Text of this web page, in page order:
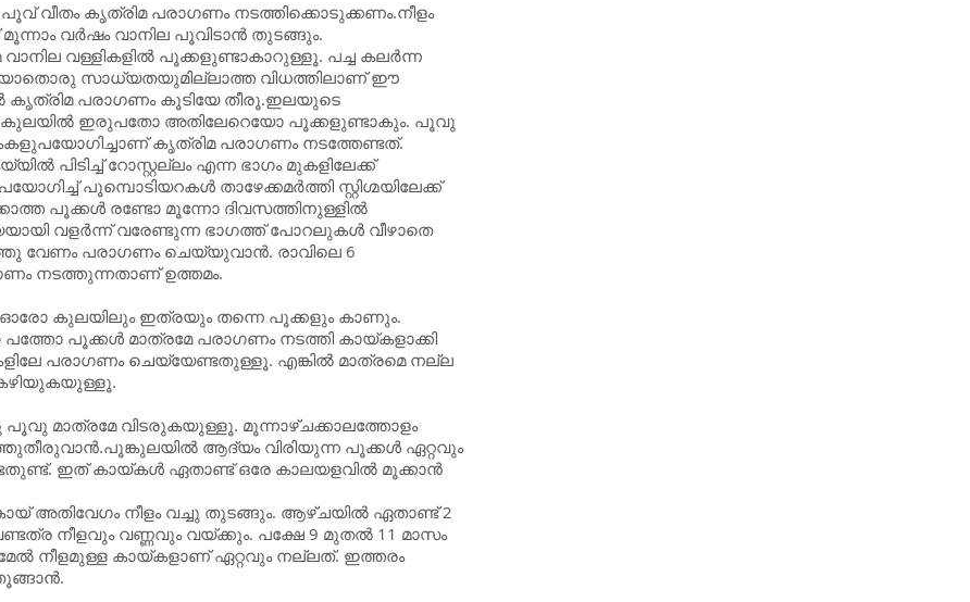
വീതം കൃത്രിമ പരാഗണം നടത്തിക്കൊടുക്കണം.നീളം
വര്‍ഷം വാനില പൂവിടാന്‍ തുടങ്ങും.
വള്ളികളില്‍ പൂക്കളുണ്ടാകാറുള്ളൂ. പച്ച കലര്‍ന്ന
യാതൊരു സാധ്യതയുമില്ലാത്ത വിധത്തിലാണ് ഈ
പരാഗണം കൂടിയേ തീരൂ.ഇലയുടെ
കുലയില്‍ ഇരുപതോ അതിലേറെയോ പൂക്കളുണ്ടാകും. പൂവു
കൃത്രിമ പരാഗണം നടത്തേണ്ടത്.
പിടിച്ച് റോസ്റ്റല്ലം എന്ന ഭാഗം മുകളിലേക്ക്
പൂമ്പൊടിയറകള്‍ താഴേക്കമര്‍ത്തി സ്റ്റിഗ്മയിലേക്ക്
പൂക്കള്‍ രണ്ടോ മൂന്നോ ദിവസത്തിനുള്ളില്‍
വളര്‍ന്ന് വരേണ്ടുന്ന ഭാഗത്ത് പോറലുകള്‍ വീഴാതെ
വേണം പരാഗണം ചെയ്യുവാന്‍. രാവിലെ 6
നടത്തുന്നതാണ് ഉത്തമം.
ഓരോ കുലയിലും ഇത്രയും തന്നെ പൂക്കളും കാണും.
പൂക്കള്‍ മാത്രമേ പരാഗണം നടത്തി കായ്കളാക്കി
പരാഗണം ചെയ്യേണ്ടതുള്ളൂ. എങ്കില്‍ മാത്രമെ നല്ല
കഴിയുകയുള്ളൂ.
മാത്രമേ വിടരുകയുള്ളൂ. മൂന്നാഴ്ചക്കാലത്തോളം
ആദ്യം വിരിയുന്ന പൂക്കള്‍ ഏറ്റവും
ഇത് കായ്കള്‍ ഏതാണ്ട് ഒരേ കാലയളവില്‍ മൂക്കാന്‍
അതിവേഗം നീളം വച്ചു തുടങ്ങും. ആഴ്ചയില്‍ ഏതാണ്ട് 2
നീളവും വണ്ണവും വയ്ക്കും. പക്ഷേ 9 മുതല്‍ 11 മാസം
നീളമുള്ള കായ്കളാണ് ഏറ്റവും നല്ലത്. ഇത്തരം